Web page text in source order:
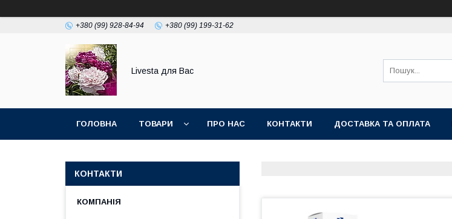
+380 (99) 928-84-94 +380 (99) 199-31-62
Livesta для Вас
ГОЛОВНА ТОВАРИ ПРО НАС КОНТАКТИ ДОСТАВКА ТА ОПЛАТА
КОНТАКТИ